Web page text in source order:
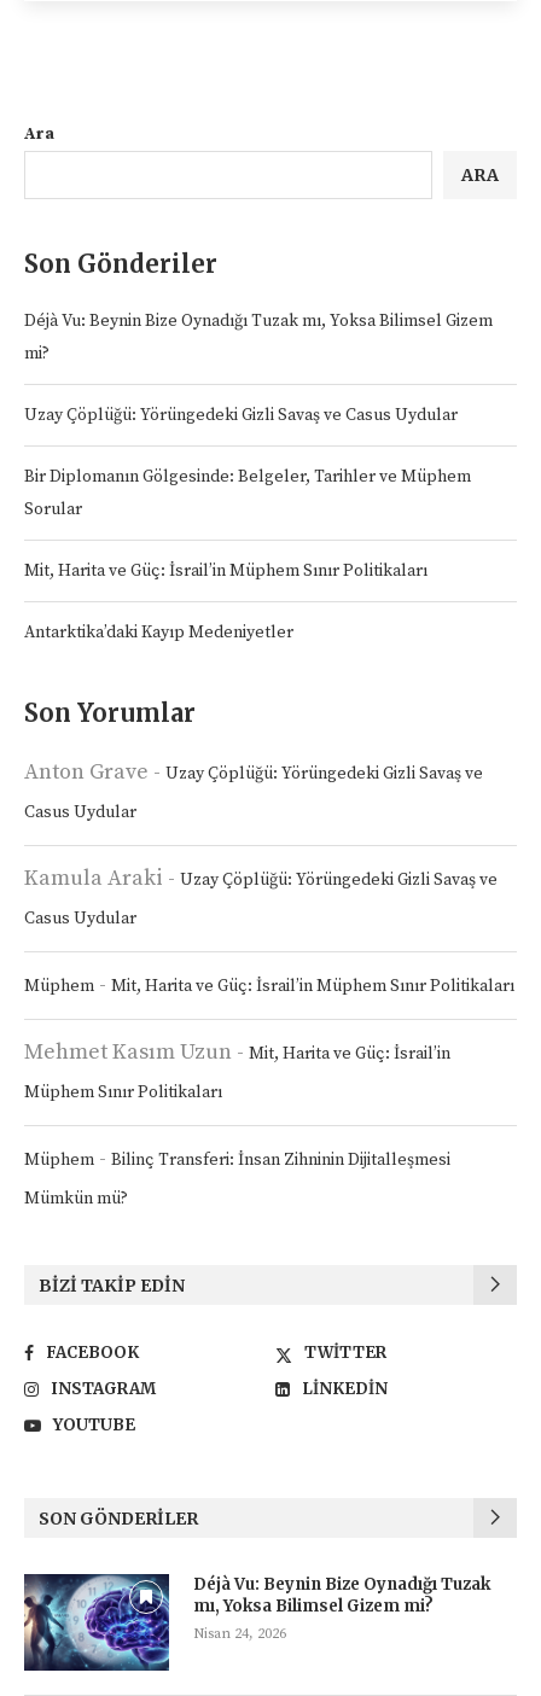
Ara
ARA
Son Gönderiler
Déjà Vu: Beynin Bize Oynadığı Tuzak mı, Yoksa Bilimsel Gizem
mi?
Uzay Çöplüğü: Yörüngedeki Gizli Savaş ve Casus Uydular
Bir Diplomanın Gölgesinde: Belgeler, Tarihler ve Müphem
Sorular
Mit, Harita ve Güç: İsrail’in Müphem Sınır Politikaları
Antarktika’daki Kayıp Medeniyetler
Son Yorumlar
Anton Grave - Uzay Çöplüğü: Yörüngedeki Gizli Savaş ve
Casus Uydular
Kamula Araki - Uzay Çöplüğü: Yörüngedeki Gizli Savaş ve
Casus Uydular
Müphem - Mit, Harita ve Güç: İsrail’in Müphem Sınır Politikaları
Mehmet Kasım Uzun - Mit, Harita ve Güç: İsrail’in
Müphem Sınır Politikaları
Müphem - Bilinç Transferi: İnsan Zihninin Dijitalleşmesi
Mümkün mü?
BIZI TAKIP EDIN
FACEBOOK
TWITTER
INSTAGRAM
LINKEDIN
YOUTUBE
SON GÖNDERILER
Déjà Vu: Beynin Bize Oynadığı Tuzak
mı, Yoksa Bilimsel Gizem mi?
Nisan 24, 2026